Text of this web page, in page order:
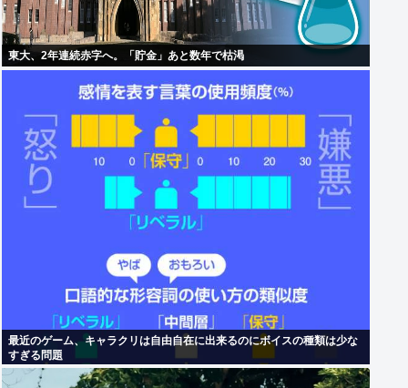
東大、2年連続赤字へ。「貯金」あと数年で枯渇
最近のゲーム、キャラクリは自由自在に出来るのにボイスの種類は少な
すぎる問題